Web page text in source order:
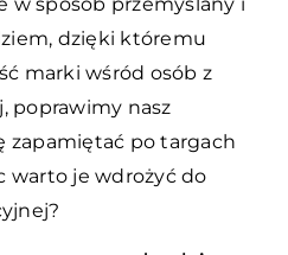
dzięki któremu
marki wśród osób z
poprawimy nasz
zapamiętać po targach
warto je wdrożyć do